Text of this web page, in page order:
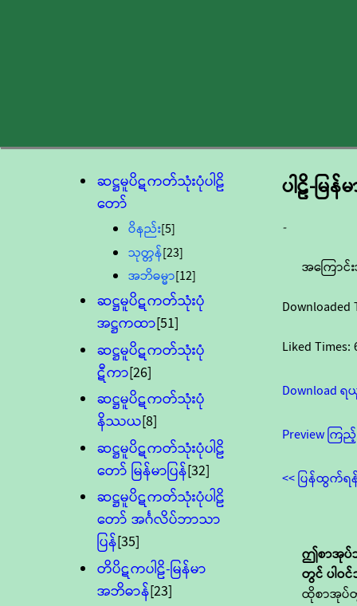
ဆဋ္ဌမူပိဋကတ်သုံးပုံပါဠိ
တော်
ဝိနည်း[5]
သုတ္တန်[23]
အဘိဓမ္မာ[12]
ဆဋ္ဌမူပိဋကတ်သုံးပုံ
အဋ္ဌကထာ[51]
ဆဋ္ဌမူပိဋကတ်သုံးပုံ
ဋီကာ[26]
ဆဋ္ဌမူပိဋကတ်သုံးပုံ
နိဿယ[8]
ဆဋ္ဌမူပိဋကတ်သုံးပုံပါဠိ
တော် မြန်မာပြန်[32]
ဆဋ္ဌမူပိဋကတ်သုံးပုံပါဠိ
တော် အင်္ဂလိပ်ဘာသာ
ပြန်[35]
တိပိဋကပါဠိ-မြန်မာ
အဘိဓာန်[23]
ပါဠိ-မြ
-
အကြောင်
Downloaded
Liked Times:
Download
Preview ကြ
<< ပြန်ထွက်ရ
ဤစာအုပ်
တွင် ပါဝ
ထိုစာအုပ်တွဲ